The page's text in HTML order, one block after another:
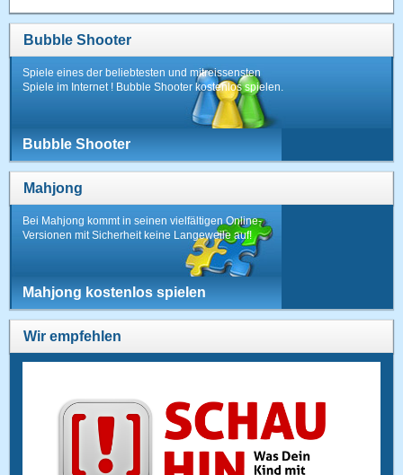
Bubble Shooter
Spiele eines der beliebtesten und mitreissensten
Spiele im Internet ! Bubble Shooter kostenlos spielen.
Bubble Shooter
Mahjong
Bei Mahjong kommt in seinen vielfältigen Online-
Versionen mit Sicherheit keine Langeweile auf!
Mahjong kostenlos spielen
Wir empfehlen